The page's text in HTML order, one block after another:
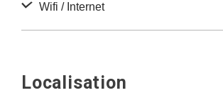
Wifi / Internet
Localisation